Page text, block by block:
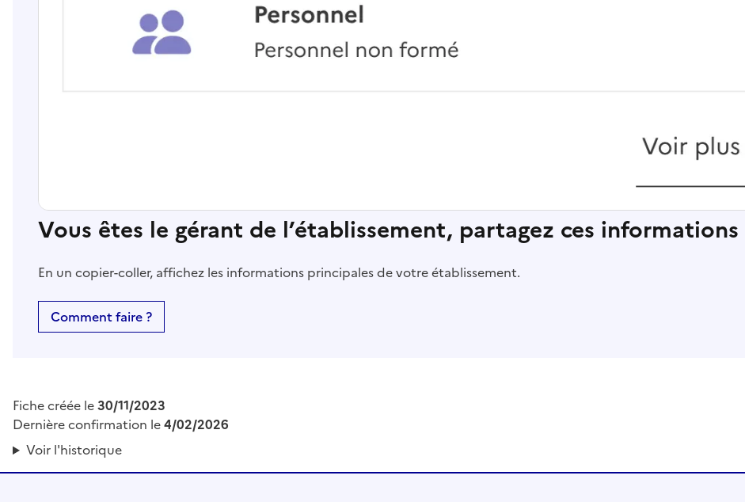
Vous êtes le gérant de l’établissement, partagez ces
En un copier-coller, affichez les informations principales de votre établissement.
Comment faire ?
Fiche créée le30/11/2023
Dernière confirmation le4/02/2026
Voir l'historique